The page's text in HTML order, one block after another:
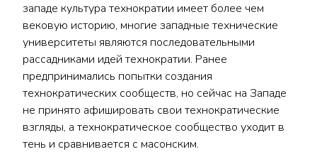
западе культура технократии имеет более чем
вековую историю, многие западные технические
университеты являются последовательными
рассадниками идей технократии. Ранее
предпринимались попытки создания
технократических сообществ, но сейчас на Западе
не принято афишировать свои технократические
взгляды, а технократическое сообщество уходит в
тень и сравнивается с масонским.